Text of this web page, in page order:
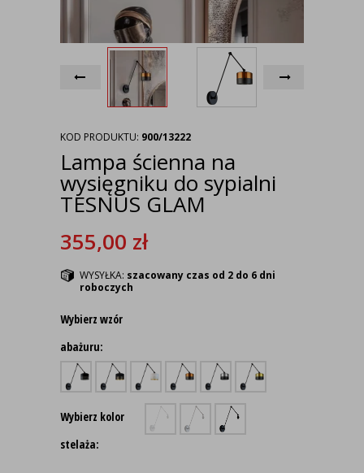
KOD PRODUKTU: 900/13222
Lampa ścienna na
wysięgniku do sypialni
TESNUS GLAM
355,00 zł
WYSYŁKA: szacowany czas od 2 do 6 dni
roboczych
Wybierz wzór
abażuru:
Wybierz kolor
stelaża: